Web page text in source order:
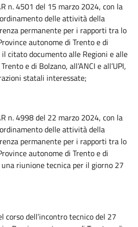
n. 4501 del 15 marzo 2024, con la
delle attività della
permanente per i rapporti tra lo
autonome di Trento e di
citato documento alle Regioni e alle
e di Bolzano, all’ANCI e all’UPI,
statali interessate;
n. 4998 del 22 marzo 2024, con la
delle attività della
permanente per i rapporti tra lo
autonome di Trento e di
riunione tecnica per il giorno 27
corso dell’incontro tecnico del 27